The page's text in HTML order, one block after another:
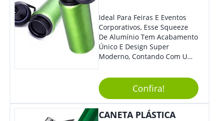
Assinaturas: Com Tinta De
Secagem Rápida, É Excelente
Para Assinar Documentos E
Contratos Com Elegância E
Segurança.
Ideal Para Feiras E Eventos
Corporativos, Esse Squeeze
De Alumínio Tem Acabamento
Único E Design Super
Moderno, Contando Com Uma
Permite Vazamentos. Sem
Dúvidas É Um Brinde Prático
Que Levará Sua Marca Com
Muito Estilo, Agradando À
Todos.
Confira!
CANETA PLÁSTICA